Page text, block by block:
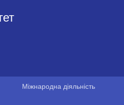
Міжнародна діяльність